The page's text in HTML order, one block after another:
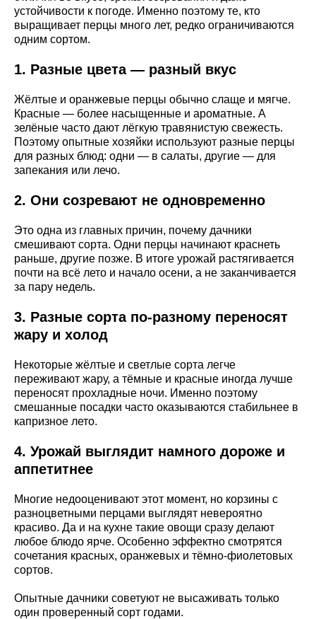
устойчивости к погоде. Именно поэтому те, кто
выращивает перцы много лет, редко ограничиваются
одним сортом.
1. Разные цвета — разный вкус
Жёлтые и оранжевые перцы обычно слаще и мягче.
Красные — более насыщенные и ароматные. А
зелёные часто дают лёгкую травянистую свежесть.
Поэтому опытные хозяйки используют разные перцы
для разных блюд: одни — в салаты, другие — для
запекания или лечо.
2. Они созревают не одновременно
Это одна из главных причин, почему дачники
смешивают сорта. Одни перцы начинают краснеть
раньше, другие позже. В итоге урожай растягивается
почти на всё лето и начало осени, а не заканчивается
за пару недель.
3. Разные сорта по-разному переносят
жару и холод
Некоторые жёлтые и светлые сорта легче
переживают жару, а тёмные и красные иногда лучше
переносят прохладные ночи. Именно поэтому
смешанные посадки часто оказываются стабильнее в
капризное лето.
4. Урожай выглядит намного дороже и
аппетитнее
Многие недооценивают этот момент, но корзины с
разноцветными перцами выглядят невероятно
красиво. Да и на кухне такие овощи сразу делают
любое блюдо ярче. Особенно эффектно смотрятся
сочетания красных, оранжевых и тёмно-фиолетовых
сортов.
Опытные дачники советуют не высаживать только
один проверенный сорт годами.